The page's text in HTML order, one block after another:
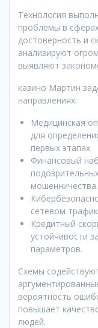
Технология
проблемы в
достоверность и
анализируют
выявляют
казино Мартин
направлениях:
Медицинская
для
первых этапах.
Финансовый
мошенничества.
сетевом
Кредитный
устойчивости
параметров.
Схемы
вероятность
повышает
людей.